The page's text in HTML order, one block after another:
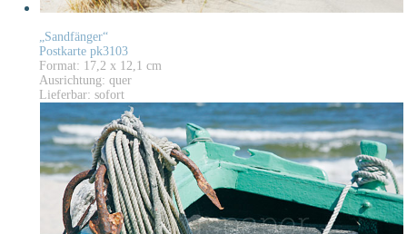
„Sandfänger“
Postkarte pk3103
Format: 17,2 x 12,1 cm
Ausrichtung: quer
Lieferbar: sofort